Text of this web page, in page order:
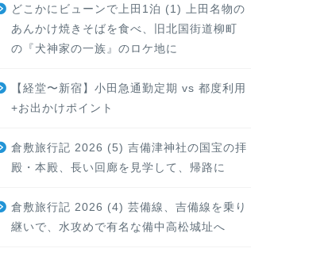
どこかにビューンで上田1泊 (1) 上田名物の
あんかけ焼きそばを食べ、旧北国街道柳町
の『犬神家の一族』のロケ地に
【経堂〜新宿】小田急通勤定期 vs 都度利用
+お出かけポイント
倉敷旅行記 2026 (5) 吉備津神社の国宝の拝
殿・本殿、長い回廊を見学して、帰路に
倉敷旅行記 2026 (4) 芸備線、吉備線を乗り
継いで、水攻めで有名な備中高松城址へ